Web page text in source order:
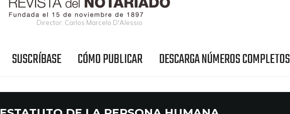
Director: Carlos Marcelo D'Alessio
SUSCRÍBASE CÓMO PUBLICAR DESCARGA NÚMEROS COMPLETOS